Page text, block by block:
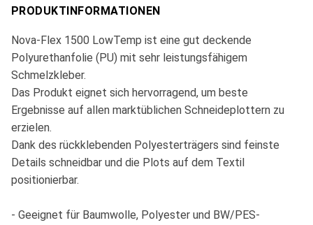
PRODUKTINFORMATIONEN
Nova-Flex 1500 LowTemp ist eine gut deckende
Polyurethanfolie (PU) mit sehr leistungsfähigem
Schmelzkleber.
Das Produkt eignet sich hervorragend, um beste
Ergebnisse auf allen marktüblichen Schneideplottern zu
erzielen.
Dank des rückklebenden Polyesterträgers sind feinste
Details schneidbar und die Plots auf dem Textil
positionierbar.
- Geeignet für Baumwolle, Polyester und BW/PES-